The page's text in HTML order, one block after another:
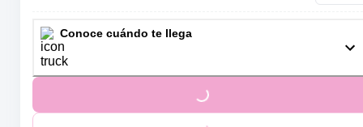
Conoce cuándo te llega